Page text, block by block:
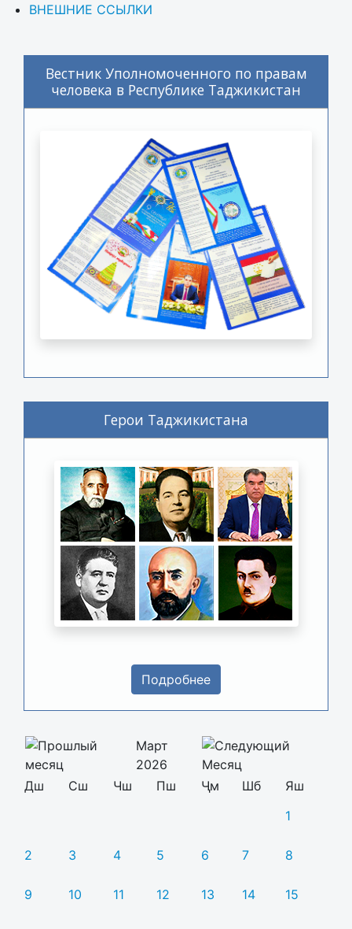
ВНЕШНИЕ ССЫЛКИ
Вестник Уполномоченного по правам
человека в Республике Таджикистан
Герои Таджикистана
Подробнее
Март
2026
Дш
Сш Чш Пш Ҷм Шб
Яш
1
2 3 4 5 6 7 8
9 10 11 12 13 14 15